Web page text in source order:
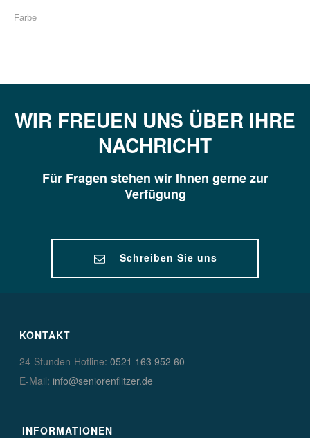
WIR FREUEN UNS ÜBER IHRE
NACHRICHT
Für Fragen stehen wir Ihnen gerne zur
Verfügung
Schreiben Sie uns
KONTAKT
24-Stunden-Hotline:0521 163 952 60
E-Mail:info@seniorenflitzer.de
INFORMATIONEN